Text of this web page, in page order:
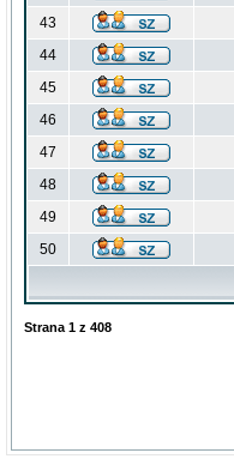
43
44
45
46
47
48
49
50
Strana 1 z 408